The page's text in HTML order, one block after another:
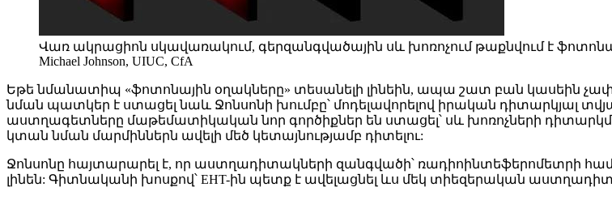
Վառ ակրացիոն սկավառակում, գերզանգվածային սև խոռոչում թաքնվում է
Michael Johnson, UIUC, CfA
Եթե նմանատիպ «ֆոտոնային օղակները» տեսանելի լինեին, ապա շատ բան կասեին
նման պատկեր է ստացել նաև Ջոնսոնի խումբը՝ մոդելավորելով իրական դիտարկյալ
աստղագետները մաթեմատիկական նոր գործիքներ են ստացել՝ սև խոռոչների
կտան նման մարմիններն ավելի մեծ կետայնությամբ դիտելու:
Ջոնսոնը հայտարարել է, որ աստղադիտակների զանգվածի՝ ռադիոինտեֆերոմետրի
լինեն: Գիտնականի խոսքով՝ EHT-ին պետք է ավելացնել ևս մեկ տիեզերական